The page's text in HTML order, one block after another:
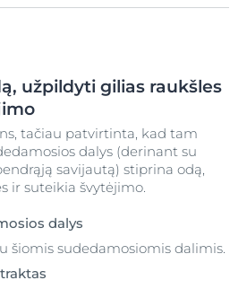
užpildyti gilias raukšles
tačiau patvirtinta, kad tam
dalys (derinant su
savijautą) stiprina odą,
ir suteikia švytėjimo.
dalys
šiomis sudedamosiomis dalimis.